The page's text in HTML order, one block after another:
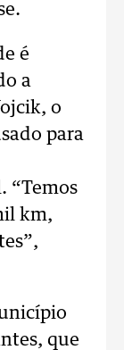
é
a
o
para
“Temos
km,
que